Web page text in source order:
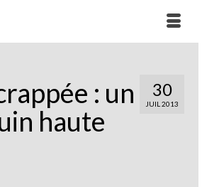
30
JUIL 2013
: un
haute